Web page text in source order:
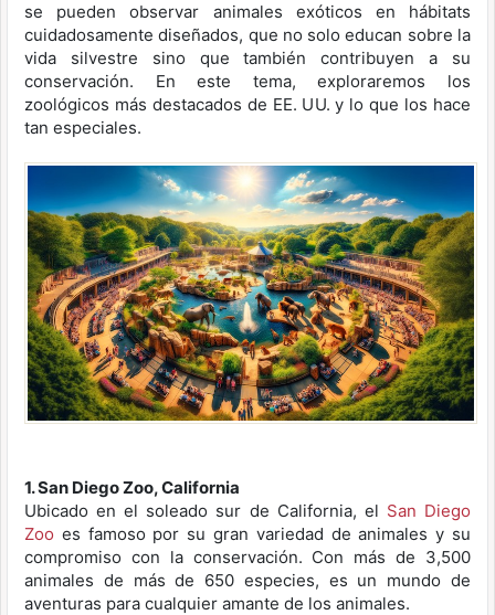
se pueden observar animales exóticos en hábitats
cuidadosamente diseñados, que no solo educan sobre la
vida silvestre sino que también contribuyen a su
conservación. En este tema, exploraremos los
zoológicos más destacados de EE. UU. y lo que los hace
tan especiales.
1. San Diego Zoo, California
Ubicado en el soleado sur de California, el San Diego
Zoo es famoso por su gran variedad de animales y su
compromiso con la conservación. Con más de 3,500
animales de más de 650 especies, es un mundo de
aventuras para cualquier amante de los animales.